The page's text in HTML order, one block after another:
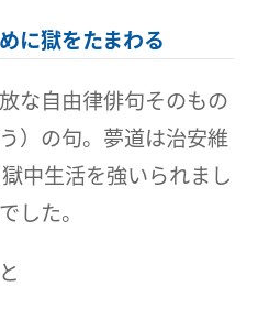
に獄をたまわる
な自由律俳句そのもの
）の句。夢道は治安維
中生活を強いられまし
した。